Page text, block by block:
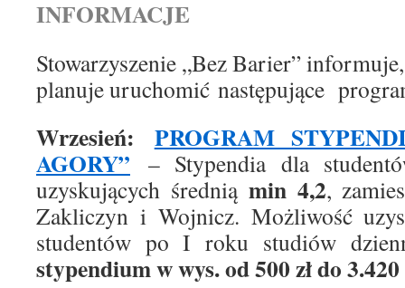
INFORMACJE
Stowarzyszenie „Bez Barier”
planuje uruchomić następujące
Wrzesień: PROGRAM
AGORY” – Stypendia dla
uzyskujących średnią min 4,2,
Zakliczyn i Wojnicz. Możliwość
studentów po I roku studiów
stypendium w wys. od 500 zł do 3.420